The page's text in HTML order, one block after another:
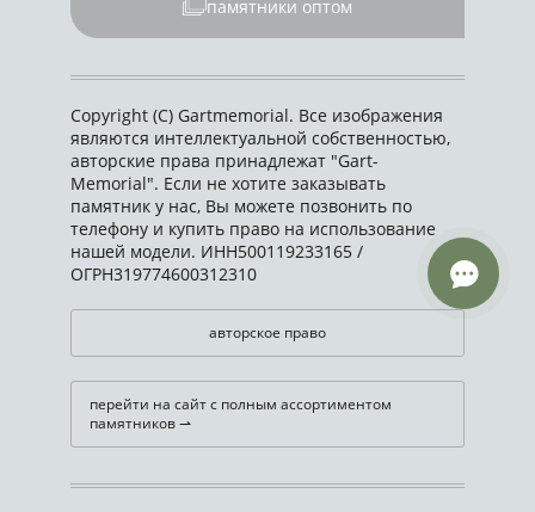
памятники оптом
Copyright (C) Gartmemorial. Все изображения
являются интеллектуальной собственностью,
авторские права принадлежат "Gart-
Memorial". Если не хотите заказывать
памятник у нас, Вы можете позвонить по
телефону и купить право на использование
нашей модели. ИНН500119233165 /
ОГРН319774600312310
авторское право
перейти на сайт с полным ассортиментом
памятников ⇀